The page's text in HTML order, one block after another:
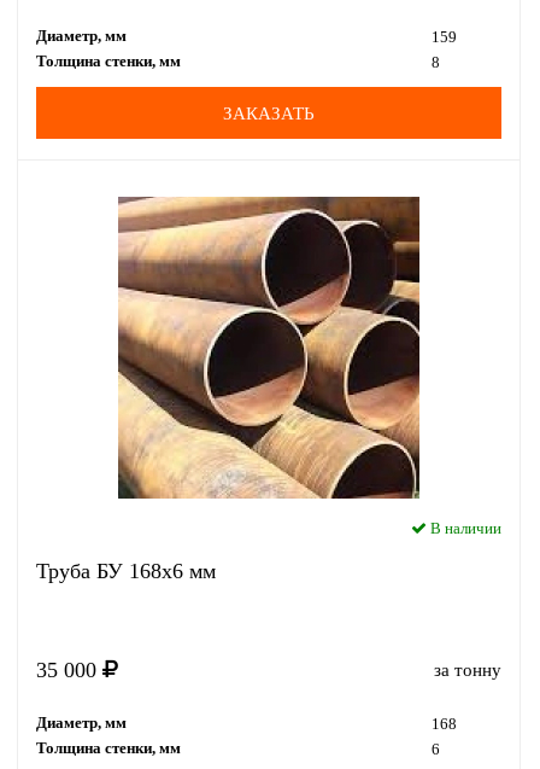
Диаметр, мм
159
Толщина стенки, мм
8
ЗАКАЗАТЬ
В наличии
Труба БУ 168x6 мм
35 000 за тонну
Диаметр, мм
168
Толщина стенки, мм
6